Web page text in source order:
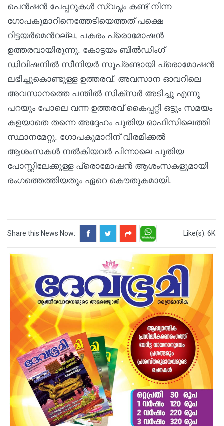
പെൻഷൻ പേപ്പറുകൾ സ്വപ്നം കണ്ട് നിന്ന
ഗോപകുമാറിനെത്തേടിയെത്തത് പക്ഷെ
റിട്ടയർമെന്‍റല്ല, പകരം പ്രൊമോഷന്‍
ഉത്തരവായിരുന്നു. കോട്ടയം ബിൽഡിംഗ്
ഡിവിഷനിൽ സീനിയർ സൂപ്രണ്ടായി പ്രൊമോഷൻ
ലഭിച്ചുകൊണ്ടുള്ള ഉത്തരവ്. അവസാന ഓവറിലെ
അവസാനത്തെ പന്തിൽ സിക്സർ അടിച്ചു എന്നു
പറയും പോലെ വന്ന ഉത്തരവ് കൈപ്പറ്റി ഒട്ടും സമയം
കളയാതെ തന്നെ അദ്ദേഹം പുതിയ ഓഫീസിലെത്തി
സ്ഥാനമേറ്റു. ഗോപകുമാറിന് വിരമിക്കൽ
ആശംസകൾ നല്‍കിയവര്‍ പിന്നാലെ പുതിയ
പോസ്റ്റിലേക്കുള്ള പ്രൊമോഷൻ ആശംസകളുമായി
രംഗത്തെത്തിയതും ഏറെ കൌതുകമായി.
Share this News Now: Like(s): 6K